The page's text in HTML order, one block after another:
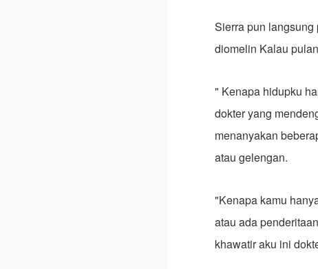
Sierra pun
diomelin Kalau
" Kenapa hidupku
dokter yang
menanyakan
atau gelengan.
"Kenapa kamu
atau ada
khawatir aku ini